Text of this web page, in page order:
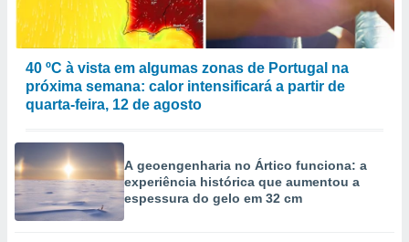
40 ºC à vista em algumas zonas de Portugal na
próxima semana: calor intensificará a partir de
quarta-feira, 12 de agosto
A geoengenharia no Ártico funciona: a
experiência histórica que aumentou a
espessura do gelo em 32 cm